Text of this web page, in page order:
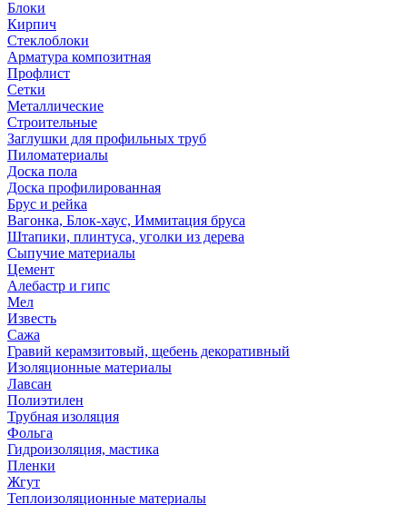
Блоки
Кирпич
Стеклоблоки
Арматура композитная
Профлист
Сетки
Металлические
Строительные
Заглушки для профильных труб
Пиломатериалы
Доска пола
Доска профилированная
Брус и рейка
Вагонка, Блок-хаус, Иммитация бруса
Штапики, плинтуса, уголки из дерева
Сыпучие материалы
Цемент
Алебастр и гипс
Мел
Известь
Сажа
Гравий керамзитовый, щебень декоративный
Изоляционные материалы
Лавсан
Полиэтилен
Трубная изоляция
Фольга
Гидроизоляция, мастика
Пленки
Жгут
Теплоизоляционные материалы